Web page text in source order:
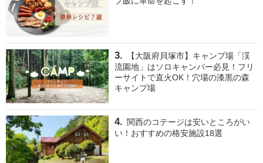
【大阪府貝塚市】キャンプ場「渓
流園地」はソロキャンパー必見！フリ
ーサイトで直火OK！穴場の漆黒の森
キャンプ場
関西のコテージは安いところがい
い！おすすめの格安施設18選